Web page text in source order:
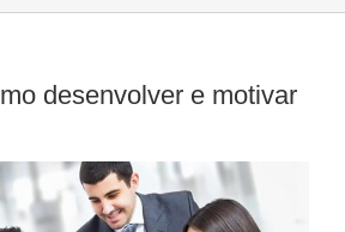
desenvolver e motivar